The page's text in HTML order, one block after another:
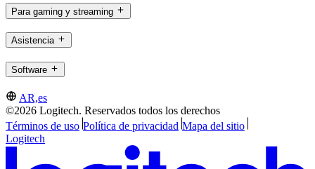
Para gaming y streaming
Asistencia
Software
AR,es
©2026 Logitech. Reservados todos los derechos
Términos de uso Política de privacidad Mapa del sitio
Logitech